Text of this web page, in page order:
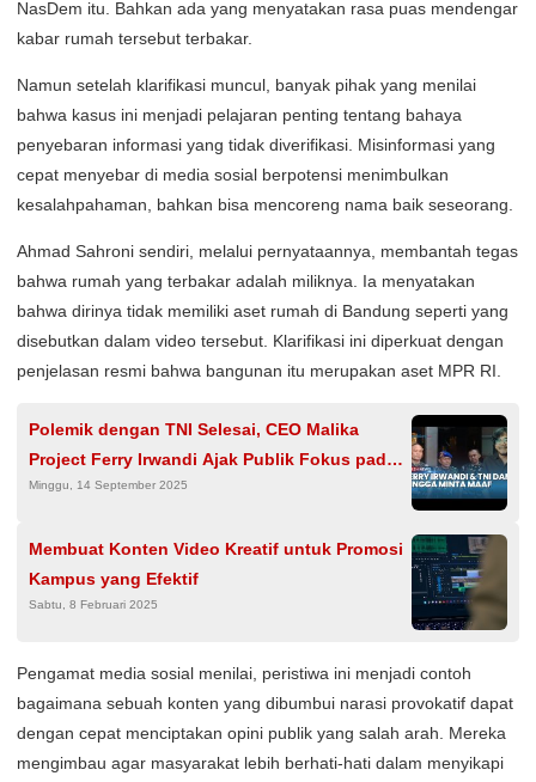
NasDem itu. Bahkan ada yang menyatakan rasa puas mendengar
kabar rumah tersebut terbakar.
Namun setelah klarifikasi muncul, banyak pihak yang menilai
bahwa kasus ini menjadi pelajaran penting tentang bahaya
penyebaran informasi yang tidak diverifikasi. Misinformasi yang
cepat menyebar di media sosial berpotensi menimbulkan
kesalahpahaman, bahkan bisa mencoreng nama baik seseorang.
Ahmad Sahroni sendiri, melalui pernyataannya, membantah tegas
bahwa rumah yang terbakar adalah miliknya. Ia menyatakan
bahwa dirinya tidak memiliki aset rumah di Bandung seperti yang
disebutkan dalam video tersebut. Klarifikasi ini diperkuat dengan
penjelasan resmi bahwa bangunan itu merupakan aset MPR RI.
Polemik dengan TNI Selesai, CEO Malika
Project Ferry Irwandi Ajak Publik Fokus pada
Tuntutan Buruh dan Ojol
Minggu, 14 September 2025
Membuat Konten Video Kreatif untuk Promosi
Kampus yang Efektif
Sabtu, 8 Februari 2025
Pengamat media sosial menilai, peristiwa ini menjadi contoh
bagaimana sebuah konten yang dibumbui narasi provokatif dapat
dengan cepat menciptakan opini publik yang salah arah. Mereka
mengimbau agar masyarakat lebih berhati-hati dalam menyikapi